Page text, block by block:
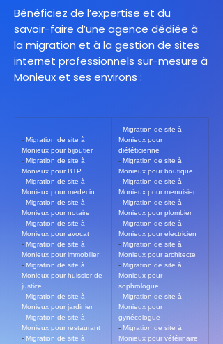
Bénéficiez de l’expertise et du
savoir-faire d’une agence dédiée à
la migration et à la gestion de sites
internet professionnels sur-mesure à
Monieux et ses environs :
- Migration de site à
Monieux pour bijoutier
- Migration de site à
Monieux pour BTP
- Migration de site à
Monieux pour médecin
- Migration de site à
Monieux pour notaire
- Migration de site à
Monieux pour avocat
- Migration de site à
Monieux pour immobilier
- Migration de site à
Monieux pour huissier de
justice
- Migration de site à
Monieux pour jardinier
- Migration de site à
Monieux pour restaurant
- Migration de site à
- Migration de site à
Monieux pour
diététicienne
- Migration de site à
Monieux pour boutique
- Migration de site à
Monieux pour menuisier
- Migration de site à
Monieux pour plombier
- Migration de site à
Monieux pour electricien
- Migration de site à
Monieux pour architecte
- Migration de site à
Monieux pour
sophrologue
- Migration de site à
Monieux pour
gynécologue
- Migration de site à
Monieux pour vétérinaire